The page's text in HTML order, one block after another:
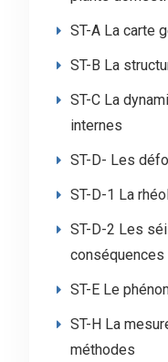
ST-A La carte
ST-B La
ST-C La
internes
ST-D- Les
ST-D-1 La
ST-D-2 Les
conséquences
ST-E Le
ST-H La
méthodes